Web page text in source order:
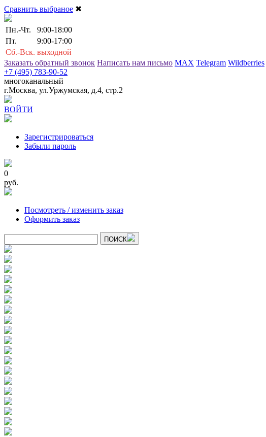
Сравнить выбраное ✖
Пн.-Чт.
9:00-18:00
Пт.
9:00-17:00
Сб.-Вск. выходной
Заказать обратный звонок Написать нам письмо MAX Telegram Wildberries
+7 (495) 783-90-52
многоканальный
г.Москва, ул.Уржумская, д.4, стр.2
ВОЙТИ
Зарегистрироваться
Забыли пароль
0
руб.
Посмотреть / изменить заказ
Оформить заказ
ПОИСК